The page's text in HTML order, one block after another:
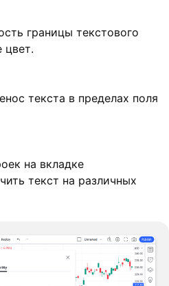
границы текстового
цвет.
текста в пределах поля
на вкладке
текст на различных